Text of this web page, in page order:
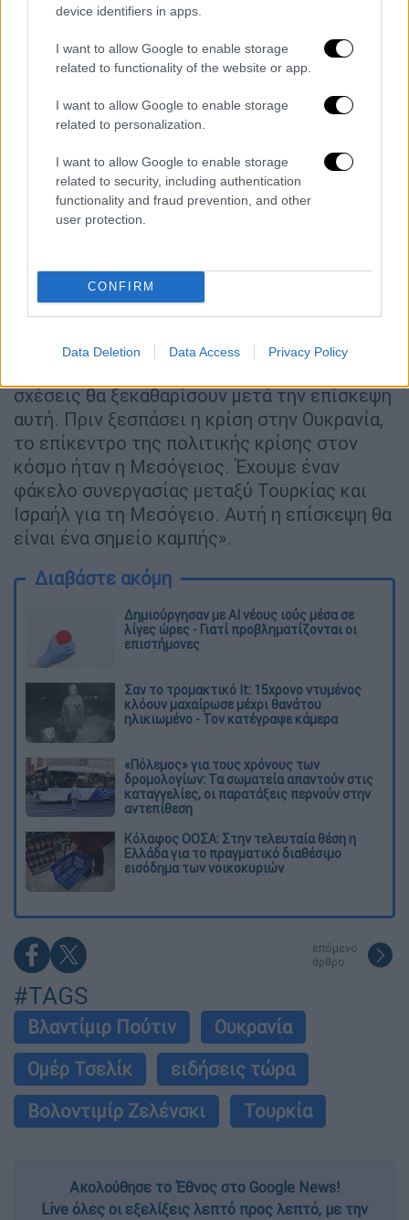
device identifiers in apps.
I want to allow Google to enable storage
related to functionality of the website or app.
I want to allow Google to enable storage
related to personalization.
I want to allow Google to enable storage
related to security, including authentication
functionality and fraud prevention, and other
user protection.
CONFIRM
Data Deletion Data Access Privacy Policy
Επίσκεψη Χέρτζογκ στην Τουρκία
προέδρου, Ισαάκ Χέρτζογκ, την Τετάρτη 9
Μαρτίου, ο Ομέρ Τσελίκ δήλωσε ότι «γίνεται
σε μια κρίσιμη περίοδο κατά την οποία
εκτυλίσσονται διάφορες εξελίξεις στην
περιοχή, στη Μεσόγειο και στην Ουκρανία.
Στη Μόσχα βρέθηκε και ο Ισραηλινός
συζητηθεί διεξοδικά μεταξύ των δύο
προέδρων. Υπήρχε μια διακοπή στις
διμερείς σχέσεις. Νομίζω ότι θα καταστεί
σαφές τι βήματα πρέπει να ληφθούν. Το θέμα
σχέσεις θα ξεκαθαρίσουν μετά την επίσκεψη
αυτή. Πριν ξεσπάσει η κρίση στην Ουκρανία,
το επίκεντρο της πολιτικής κρίσης στον
κόσμο ήταν η Μεσόγειος. Έχουμε έναν
φάκελο συνεργασίας μεταξύ Τουρκίας και
Ισραήλ για τη Μεσόγειο. Αυτή η επίσκεψη θα
είναι ένα σημείο καμπής».
Διαβάστε ακόμη
Δημιούργησαν με AI νέους ιούς μέσα σε
λίγες ώρες - Γιατί προβληματίζονται οι
επιστήμονες
Σαν το τρομακτικό It: 15χρονο ντυμένος
κλόουν μαχαίρωσε μέχρι θανάτου
ηλικιωμένο - Τον κατέγραψε κάμερα
«Πόλεμος» για τους χρόνους των
δρομολογίων: Τα σωματεία απαντούν στις
καταγγελίες, οι παρατάξεις περνούν στην
αντεπίθεση
Κόλαφος ΟΟΣΑ: Στην τελευταία θέση η
Ελλάδα για το πραγματικό διαθέσιμο
εισόδημα των νοικοκυριών
επόμενο
άρθρο
#TAGS
Βλαντίμιρ Πούτιν
Ουκρανία
Ομέρ Τσελίκ
ειδήσεις τώρα
Βολοντιμίρ Ζελένσκι
Τουρκία
Ακολούθησε το Έθνος στο Google News!
Live όλες οι εξελίξεις λεπτό προς λεπτό, με την